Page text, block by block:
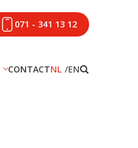
071 - 341 13 12
NL EN
CONTACT